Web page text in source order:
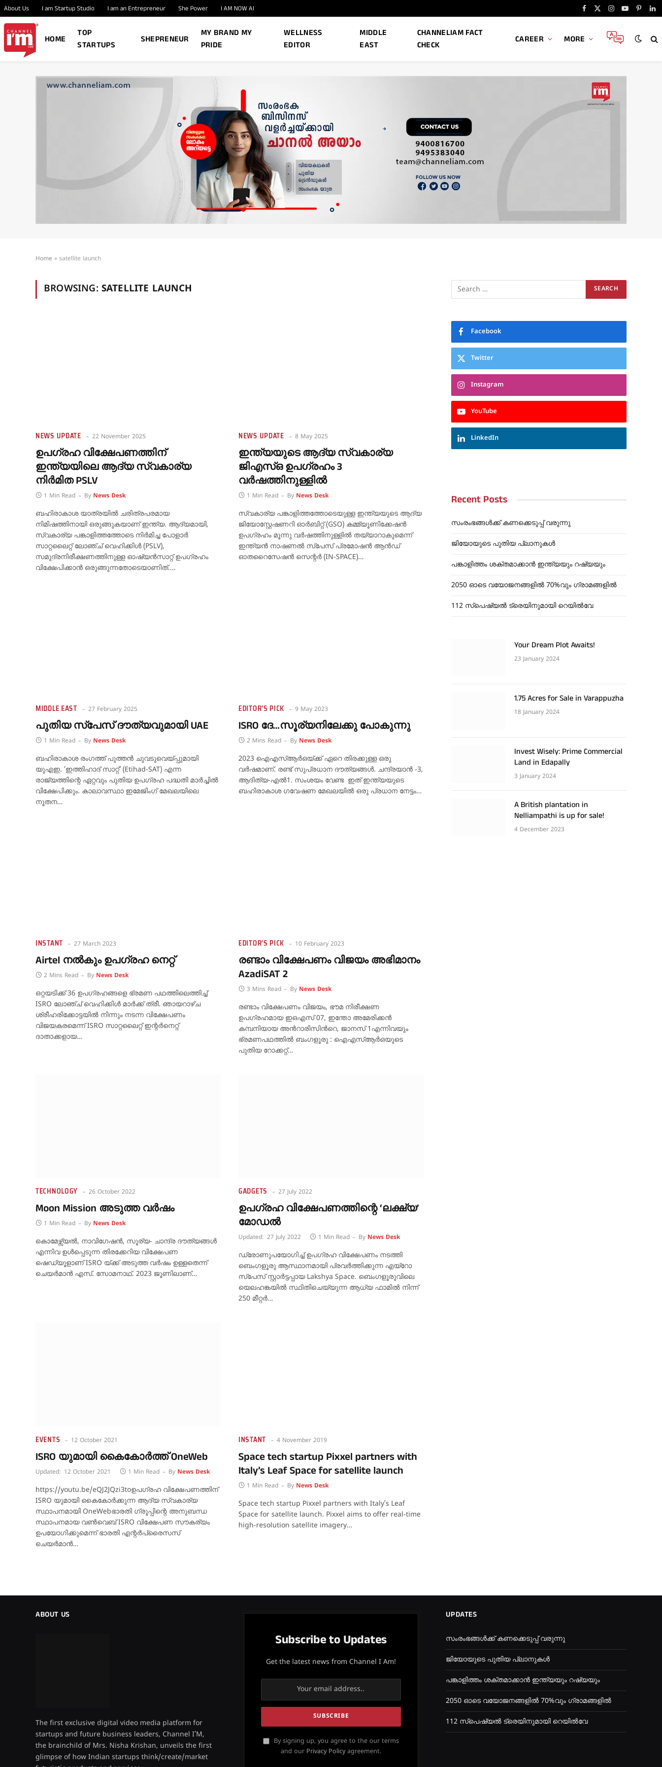
About Us I am Startup Studio I am an Entrepreneur She Power I AM NOW AI
Facebook
X
Instagram
YouTube
HOME
TOP
STARTUPS
SHEPRENEUR
MY BRAND MY
PRIDE
WELLNESS
EDITOR
MIDDLE
EAST
CHANNELIAM FACT
CHECK
CAREER MORE
Home » satellite launch
BROWSING: SATELLITE LAUNCH
NEWS UPDATE 22 November 2025
ഉപഗ്രഹ വിക്ഷേപണത്തിന്
ഇന്ത്യയിലെ ആദ്യ സ്വകാര്യ
നിർമിത‍ PSLV
1 Min Read By News Desk
ബഹിരാകാശ യാത്രയിൽ ചരിത്രപരമായ
നിമിഷത്തിനായി ഒരുങ്ങുകയാണ് ഇന്ത്യ. ആദ്യമായി,
സ്വകാര്യ പങ്കാളിത്തത്തോടെ നിർമിച്ച പോളാർ
സാറ്റലൈറ്റ് ലോഞ്ച് വെഹിക്കിൾ (PSLV),
സമുദ്രനിരീക്ഷണത്തിനുള്ള ഓഷ്യൻസാറ്റ് ഉപഗ്രഹം
വിക്ഷേപിക്കാൻ ഒരുങ്ങുന്നതോടെയാണിത്.…
NEWS UPDATE 8 May 2025
ഇന്ത്യയുടെ ആദ്യ സ്വകാര്യ
ജിഎസ്ഒ ഉപഗ്രഹം 3
വർഷത്തിനുള്ളിൽ
1 Min Read By News Desk
സ്വകാര്യ പങ്കാളിത്തത്തോടെയുള്ള ഇന്ത്യയുടെ ആദ്യ
ജിയോസ്റ്റേഷണറി ഓർബിറ്റ് (GSO) കമ്മ്യൂണിക്കേഷൻ
ഉപഗ്രഹം മൂന്നു വർഷത്തിനുള്ളിൽ തയ്യാറാകുമെന്ന്
ഇന്ത്യൻ നാഷണൽ സ്‌പേസ് പ്രമോഷൻ ആൻഡ്
ഓതറൈസേഷൻ സെന്റർ (IN-SPACE)…
MIDDLE EAST 27 February 2025
പുതിയ സ്പേസ് ദൗത്യവുമായി UAE
1 Min Read By News Desk
ബഹിരാകാശ രംഗത്ത് പുത്തൻ ചുവടുവെയ്പ്പുമായി
യുഎഇ. ‘ഇത്തിഹാദ് സാറ്റ്’ (Etihad-SAT) എന്ന
രാജ്യത്തിന്റെ ഏറ്റവും പുതിയ ഉപഗ്രഹ പദ്ധതി മാർച്ചിൽ
വിക്ഷേപിക്കും. കാലാവസ്ഥാ ഇമേജിംഗ് മേഖലയിലെ
നൂതന…
EDITOR'S PICK 9 May 2023
ISRO ദേ…സൂര്യനിലേക്കു പോകുന്നു
2 Mins Read By News Desk
2023 ഐഎസ്ആർഒയ്ക്ക് ഏറെ തിരക്കുള്ള ഒരു
വർഷമാണ്. രണ്ട് സുപ്രധാന ദൗത്യങ്ങൾ. ചന്ദ്രയാൻ -3,
ആദിത്യ-എൽ1. സംശയം വേണ്ട ഇത് ഇന്ത്യയുടെ
ബഹിരാകാശ ഗവേഷണ മേഖലയിൽ ഒരു പ്രധാന നേട്ടം…
INSTANT 27 March 2023
Airtel നൽകും ഉപഗ്രഹ നെറ്റ്
2 Mins Read By News Desk
ഒറ്റയടിക്ക് 36 ഉപഗ്രഹങ്ങളെ ഭ്രമണ പഥത്തിലെത്തിച്ച്
ISRO ലോഞ്ച് വെഹിക്കിള്‍ മാര്‍ക്ക് ത്രീ. ഞായറാഴ്ച
ശ്രീഹരിക്കോട്ടയിൽ നിന്നും നടന്ന വിക്ഷേപണം
വിജയകരമെന്ന് ISRO സാറ്റലൈറ്റ് ഇന്റർനെറ്റ്
ദാതാക്കളായ…
EDITOR'S PICK 10 February 2023
രണ്ടാം വിക്ഷേപണം വിജയം അഭിമാനം
AzadiSAT 2
3 Mins Read By News Desk
രണ്ടാം വിക്ഷേപണം വിജയം, ഭൗമ നിരീക്ഷണ
ഉപഗ്രഹമായ ഇഒഎസ് 07, ഇന്തോ അമേരിക്കൻ
കമ്പനിയായ അന്‍റാരിസിന്‍റെ, ജാനസ് 1എന്നിവയും
ഭ്രമണപഥത്തിൽ ബംഗളൂരു : ഐഎസ്ആർഒയുടെ
പുതിയ റോക്കറ്റ്…
TECHNOLOGY 26 October 2022
Moon Mission അടുത്ത വർഷം
1 Min Read By News Desk
കൊമേഴ്സ്യൽ, നാവിഗേഷൻ, സൂര്യ- ചാന്ദ്ര ദൗത്യങ്ങൾ
എന്നിവ ഉൾപ്പെടുന്ന തിരക്കേറിയ വിക്ഷേപണ
ഷെഡ്യൂളാണ് ISRO യ്ക്ക് അടുത്ത വർഷം ഉള്ളതെന്ന്
ചെയർമാൻ എസ്. സോമനാഥ്. 2023 ജൂണിലാണ്…
GADGETS 27 July 2022
ഉപഗ്രഹ വിക്ഷേപണത്തിന്റെ ‘ലക്ഷ്യ’
മോഡൽ
Updated: 27 July 2022 1 Min Read By News Desk
ഡ്രോണുപയോഗിച്ച് ഉപഗ്രഹ വിക്ഷേപണം നടത്തി
ബെംഗളൂരു ആസ്ഥാനമായി പ്രവർത്തിക്കുന്ന എയ്റോ
സ്പേസ് സ്റ്റാർട്ടപ്പായ Lakshya Space. ബെംഗളൂരുവിലെ
യെലഹങ്കയിൽ സ്ഥിതിചെയ്യുന്ന ആധ്യ ഫാമിൽ നിന്ന്
250 മീറ്റർ…
EVENTS 12 October 2021
ISRO യുമായി കൈകോർത്ത് OneWeb
Updated: 12 October 2021 1 Min Read By News Desk
https://youtu.be/eQJ2JQzi3toഉപഗ്രഹ വിക്ഷേപണത്തിന്
ISRO യുമായി കൈകോർക്കുന്ന ആദ്യ സ്വകാര്യ
സ്ഥാപനമായി OneWebഭാരതി ഗ്രൂപ്പിന്റെ അനുബന്ധ
സ്ഥാപനമായ വൺവെബ് ISRO വിക്ഷേപണ സൗകര്യം
ഉപയോഗിക്കുമെന്ന് ഭാരതി എന്റർപ്രൈസസ്
ചെയർമാൻ…
INSTANT 4 November 2019
Space tech startup Pixxel partners with
Italy’s Leaf Space for satellite launch
1 Min Read By News Desk
Space tech startup Pixxel partners with Italy’s Leaf
Space for satellite launch. Pixxel aims to offer real-time
high-resolution satellite imagery…
Facebook
Twitter
Instagram
YouTube
LinkedIn
Recent Posts
സംരംഭങ്ങൾക്ക് കണക്കെടുപ്പ് വരുന്നു
ജിയോയുടെ പുതിയ പ്ലാനുകൾ
പങ്കാളിത്തം ശക്തമാക്കാൻ ഇന്ത്യയും റഷ്യയും
2050 ഓടെ വയോജനങ്ങളിൽ 70%വും ഗ്രാമങ്ങളിൽ
112 സ്പെഷ്യൽ ട്രെയിനുമായി റെയിൽവേ
Your Dream Plot Awaits!
23 January 2024
1.75 Acres for Sale in Varappuzha
18 January 2024
Invest Wisely: Prime Commercial
Land in Edapally
3 January 2024
A British plantation in
Nelliampathi is up for sale!
4 December 2023
ABOUT US
The first exclusive digital video media platform for
startups and future business leaders, Channel I’M,
the brainchild of Mrs. Nisha Krishan, unveils the first
glimpse of how Indian startups think/create/market
Subscribe to Updates
Get the latest news from Channel I Am!
By signing up, you agree to the our terms
and our Privacy Policyagreement.
UPDATES
സംരംഭങ്ങൾക്ക് കണക്കെടുപ്പ് വരുന്നു
ജിയോയുടെ പുതിയ പ്ലാനുകൾ
പങ്കാളിത്തം ശക്തമാക്കാൻ ഇന്ത്യയും റഷ്യയും
2050 ഓടെ വയോജനങ്ങളിൽ 70%വും ഗ്രാമങ്ങളിൽ
112 സ്പെഷ്യൽ ട്രെയിനുമായി റെയിൽവേ